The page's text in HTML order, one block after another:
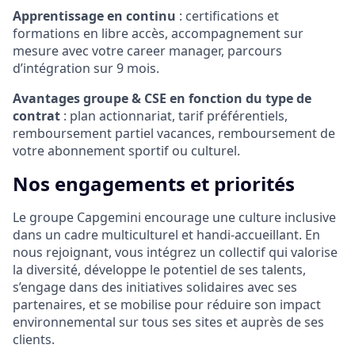
Apprentissage en continu : certifications et
formations en libre accès, accompagnement sur
mesure avec votre career manager, parcours
d’intégration sur 9 mois.
Avantages groupe & CSE en fonction du type de
contrat : plan actionnariat, tarif préférentiels,
remboursement partiel vacances, remboursement de
votre abonnement sportif ou culturel.
Nos engagements et priorités
Le groupe Capgemini encourage une culture inclusive
dans un cadre multiculturel et handi-accueillant. En
nous rejoignant, vous intégrez un collectif qui valorise
la diversité, développe le potentiel de ses talents,
s’engage dans des initiatives solidaires avec ses
partenaires, et se mobilise pour réduire son impact
environnemental sur tous ses sites et auprès de ses
clients.